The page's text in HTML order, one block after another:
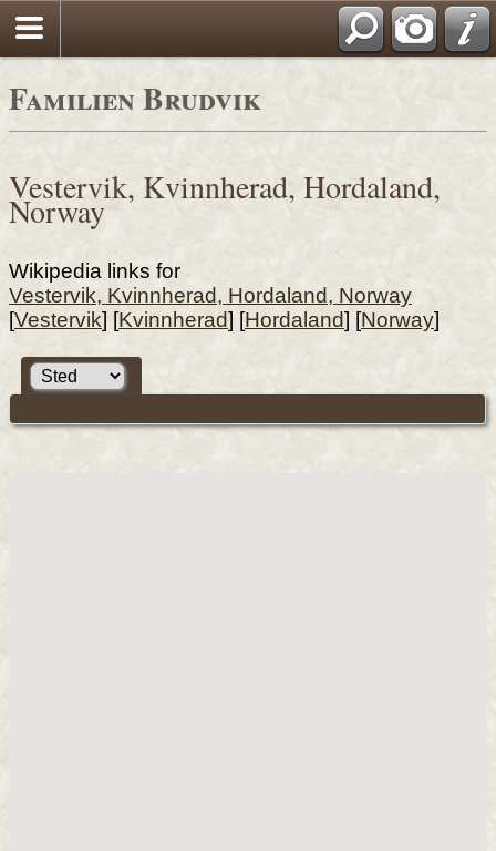
Familien Brudvik
Vestervik, Kvinnherad, Hordaland,
Norway
Wikipedia links for
Vestervik, Kvinnherad, Hordaland, Norway
[Vestervik] [Kvinnherad] [Hordaland] [Norway]